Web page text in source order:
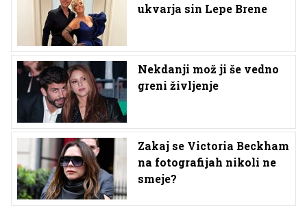
ukvarja sin Lepe Brene
Nekdanji mož ji še vedno
greni življenje
Zakaj se Victoria Beckham
na fotografijah nikoli ne
smeje?